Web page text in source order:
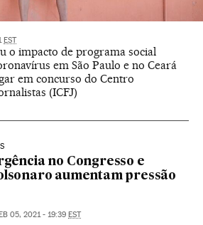
EST
o impacto de programa social
em São Paulo e no Ceará
em concurso do Centro
(ICFJ)
no Congresso e
aumentam pressão
05, 2021 - 19:39 EST